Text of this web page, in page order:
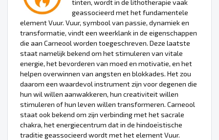
tinten, wordt in de lithotherapie vaak
geassocieerd met het fundamentele
element Vuur. Vuur, symbool van passie, dynamiek en
transformatie, vindt een weerklank in de eigenschappen
die aan Carneool worden toegeschreven. Deze laatste
staat namelijk bekend om het stimuleren van vitale
energie, het bevorderen van moed en motivatie, en het
helpen overwinnen van angsten en blokkades. Het zou
daarom een waardevol instrument zijn voor degenen die
hun wil willen aanwakkeren, hun creativiteit willen
stimuleren of hun leven willen transformeren. Carneool
staat ook bekend om zijn verbinding met het sacrale
chakra, het energiecentrum dat in de hindoeïstische
traditie geassocieerd wordt met het element Vuur.